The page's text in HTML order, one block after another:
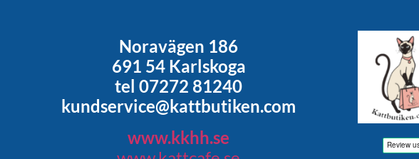
Noravägen 186
691 54 Karlskoga
tel 07272 81240
kundservice@kattbutiken.com
www.kkhh.se